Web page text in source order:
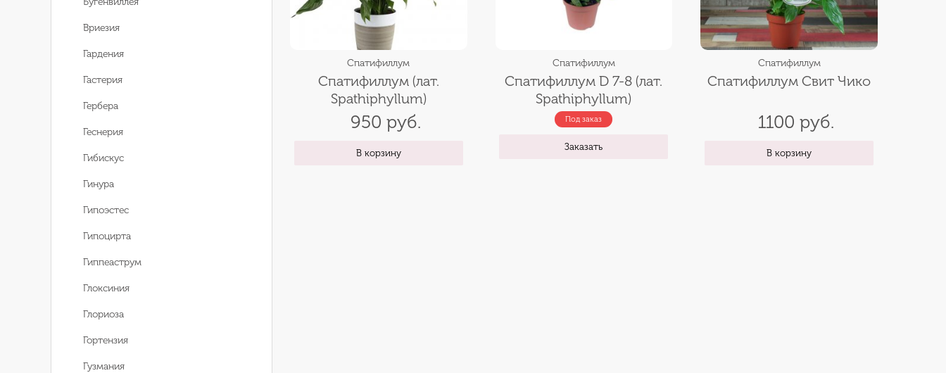
Вриезия
Гардения
Гастерия
Гербера
Геснерия
Гибискус
Гинура
Гипоэстес
Гипоцирта
Гиппеаструм
Глоксиния
Глориоза
Гортензия
Гузмания
Спатифиллум
Спатифиллум (лат.
Spathiphyllum)
950 руб.
В корзину
Спатифиллум
Спатифиллум D 7-8 (лат.
Spathiphyllum)
Под заказ
Заказать
Спатифиллум
Спатифиллум Свит Чико
1100 руб.
В корзину